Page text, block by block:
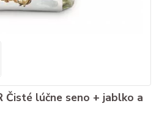
Čisté lúčne seno + jablko a